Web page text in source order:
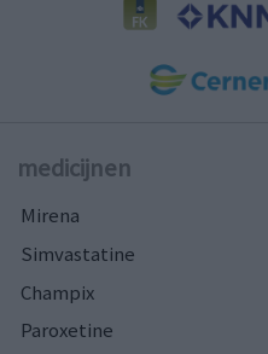
medicijnen
Mirena
Simvastatine
Champix
Paroxetine